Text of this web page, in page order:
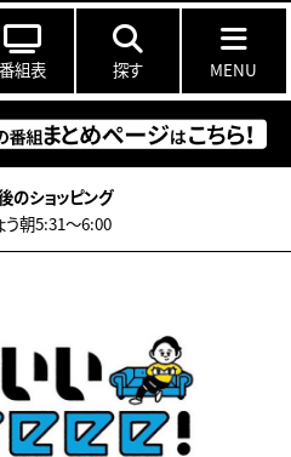
番組表 探す MENU
のショッピング
う朝5:31〜6:00